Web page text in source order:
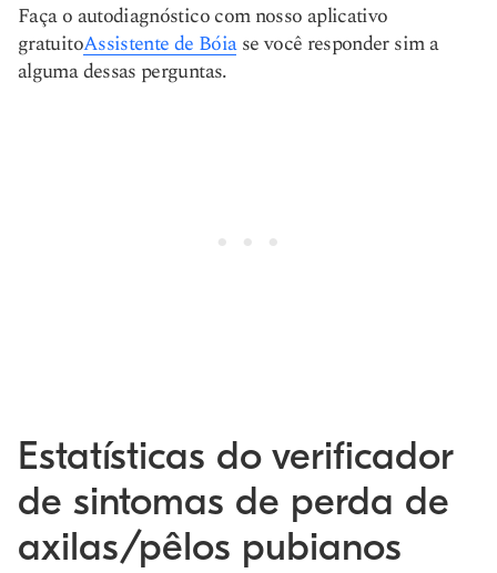
Faça o autodiagnóstico com nosso aplicativo
gratuitoAssistente de Bóiase você responder sim a
alguma dessas perguntas.
Estatísticas do verificador
de sintomas de perda de
axilas/pêlos pubianos